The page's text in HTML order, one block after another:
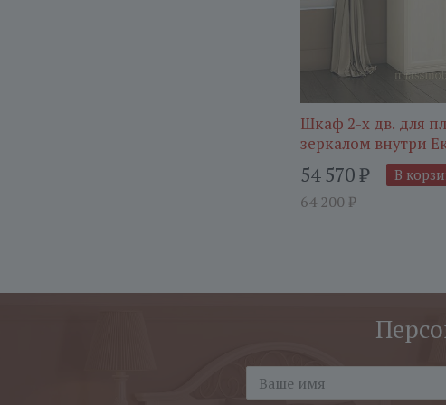
Шкаф 2-х дв. для
зеркалом внутри
54 570₽
64 200 ₽
В